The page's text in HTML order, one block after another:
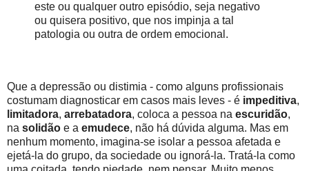
este ou qualquer outro episódio, seja negativo
ou quisera positivo, que nos impinja a tal
patologia ou outra de ordem emocional.
Que a depressão ou distimia - como alguns profissionais
costumam diagnosticar em casos mais leves - é impeditiva,
limitadora, arrebatadora, coloca a pessoa na escuridão,
na solidão e a emudece, não há dúvida alguma. Mas em
nenhum momento, imagina-se isolar a pessoa afetada e
ejetá-la do grupo, da sociedade ou ignorá-la. Tratá-la como